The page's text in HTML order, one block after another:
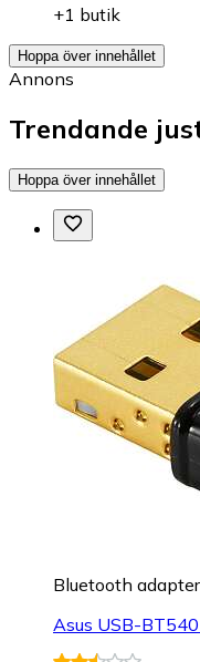
+1 butik
Hoppa över innehållet
Annons
Trendande
Hoppa över innehållet
Bluetooth adapter
Asus USB-